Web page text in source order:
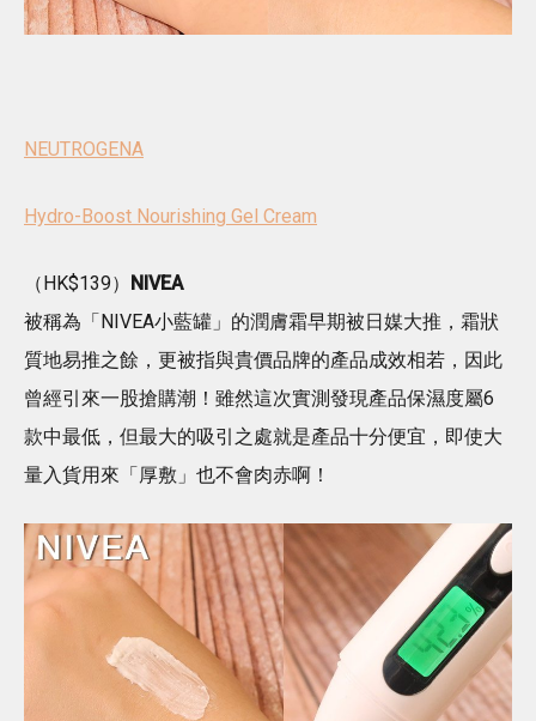
NEUTROGENA
Hydro-Boost Nourishing Gel Cream
（HK$139） NIVEA
被稱為「NIVEA小藍罐」的潤膚霜早期被日媒大推，霜狀
質地易推之餘，更被指與貴價品牌的產品成效相若，因此
曾經引來一股搶購潮！雖然這次實測發現產品保濕度屬6
款中最低，但最大的吸引之處就是產品十分便宜，即使大
量入貨用來「厚敷」也不會肉赤啊！